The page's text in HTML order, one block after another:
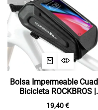
Bolsa Impermeable
Bicicleta ROCKBROS |
Pantalla Táctil
19,40€